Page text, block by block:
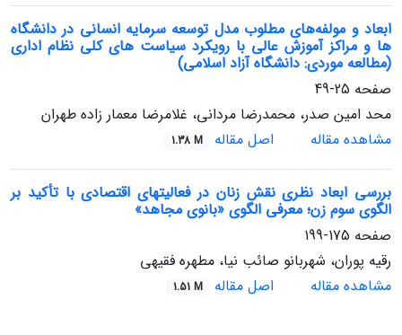
ابعاد و مولفه‌های مطلوب مدل توسعه سرمایه انسانی در دانشگاه
ها و مراکز آموزش عالی با رویکرد سیاست های کلی نظام اداری
(مطالعه موردی: دانشگاه آزاد اسلامی)
صفحه 25-49
محد امین صدر، محمدرضا مردانی، غلامرضا معمار زاده طهران
مشاهده مقاله
اصل مقاله 1.38 M
بررسی ابعاد نظری نقش زنان در فعالیتهای اقتصادی با تأکید بر
الگوی سوم زن؛ معرفی الگوی «بانوی مجاهد»
صفحه 175-199
رقیه پوران، شهربانو صائب نیا، مطهره فقیهی
مشاهده مقاله
اصل مقاله 1.51 M